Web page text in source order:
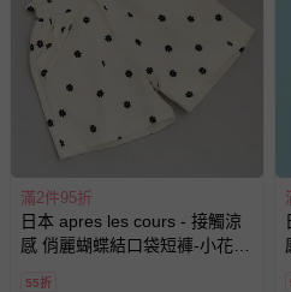
如需退換貨，請於收到商品7
瑕疵退換貨所產生的運費，將
退貨，您可至『查詢訂單』>
並點選『我要退貨』即可進
至媽咪愛
LINE@客服ID:
與服務，謝謝。
針對滿件折/滿額贈…等活動，
留商品未達活動門檻，將以原
回。
滿2件95折
日本 apres les cours - 接觸涼
感 俏麗蝴蝶結口袋短褲-小花-
55折